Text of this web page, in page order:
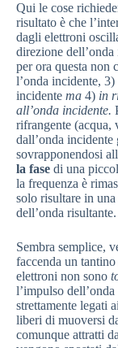
Qui le cose
risultato è che
dagli elettroni
direzione
per ora questa non
l’onda incidente, 3)
incidente ma 4) in
all’onda incidente.
rifrangente (acqua,
dall’onda incidente
sovrapponendosi
la fase di una
la frequenza è
solo risultare in una
dell’onda risultante.
Sembra semplice,
faccenda un
elettroni non sono
l’impulso
strettamente legati
liberi di muoversi
comunque attratti